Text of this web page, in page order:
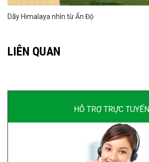
Dãy Himalaya nhìn từ Ấn Độ
LIÊN QUAN
HỖ TRỢ TRỰC TUYẾN